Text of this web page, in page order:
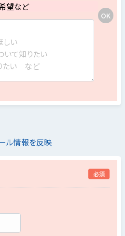
望など
ル情報を反映
必須